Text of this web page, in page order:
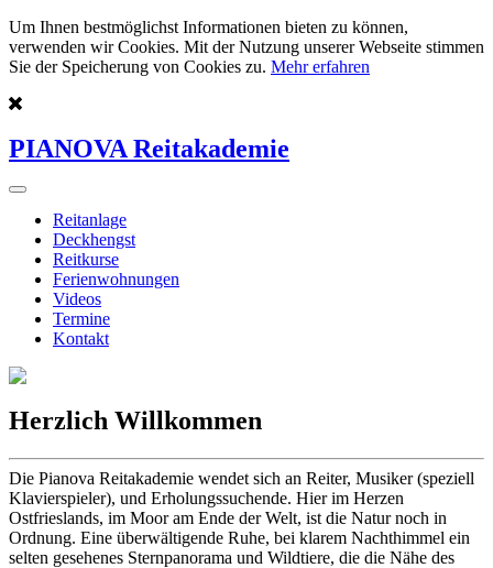
Um Ihnen bestmöglichst Informationen bieten zu können,
verwenden wir Cookies. Mit der Nutzung unserer Webseite stimmen
Sie der Speicherung von Cookies zu. Mehr erfahren
PIANOVA Reitakademie
Reitanlage
Deckhengst
Reitkurse
Ferienwohnungen
Videos
Termine
Kontakt
Herzlich Willkommen
Die Pianova Reitakademie wendet sich an Reiter, Musiker (speziell
Klavierspieler), und Erholungssuchende. Hier im Herzen
Ostfrieslands, im Moor am Ende der Welt, ist die Natur noch in
Ordnung. Eine überwältigende Ruhe, bei klarem Nachthimmel ein
selten gesehenes Sternpanorama und Wildtiere, die die Nähe des